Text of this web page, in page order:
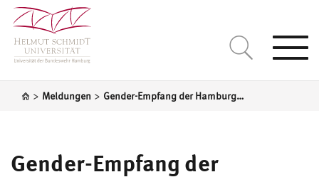
> Meldungen > Gender-Empfang der Hamburger Hochschulen
Gender-Empfang der